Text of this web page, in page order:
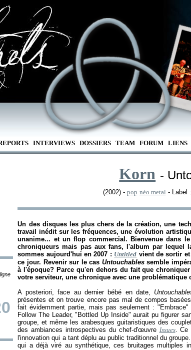
INTERVIEWS DOSSIERS TEAM FORUM LIENS
Korn -
(2002) - pop néo metal - Label :
Un des disques les plus chers de la création, une
travail inédit sur les fréquences, une évolution
unanime... et un flop commercial. Bienvenue dans
chroniqueurs mais pas aux fans, l'album par lequel
sommes aujourd'hui en 2007 : Untitled vient de sortir
ce jour. Revenir sur le cas Untouchablessemble
à l'époque? Parce qu'en dehors du fait que
votre serviteur, une chronique avec une
A posteriori, face au dernier bébé en date,
présentes et on trouve encore pas mal de compos
fait évidemment partie, mais pas seulement :
Follow The Leader, "Bottled Up Inside" aurait pu figurer
groupe, et même les arabesques guitaristiques des
des ambiances introspectives du chef-d'œuvre Issues. Ce
l'innovation qui a tant déplu au public traditionnel du
qui a déjà viré au synthétique, ces bruitages multiples